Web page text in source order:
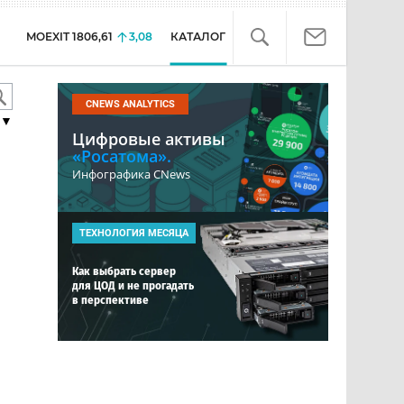
MOEXIT 1806,61 3,08 КАТАЛОГ
CNEWS ANALYTICS
Цифровые активы
«Росатома».
Инфографика CNews
ТЕХНОЛОГИЯ МЕСЯЦА
Как выбрать сервер
для ЦОД и не прогадать
в перспективе